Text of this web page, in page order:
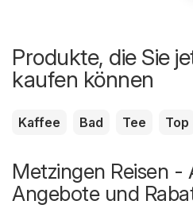
Produkte, die Sie
kaufen können
Kaffee Bad Tee Top
Metzingen Reisen -
Angebote und